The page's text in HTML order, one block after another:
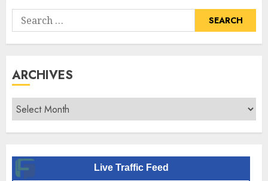
Search
for:
ARCHIVES
Archives
Live Traffic Feed